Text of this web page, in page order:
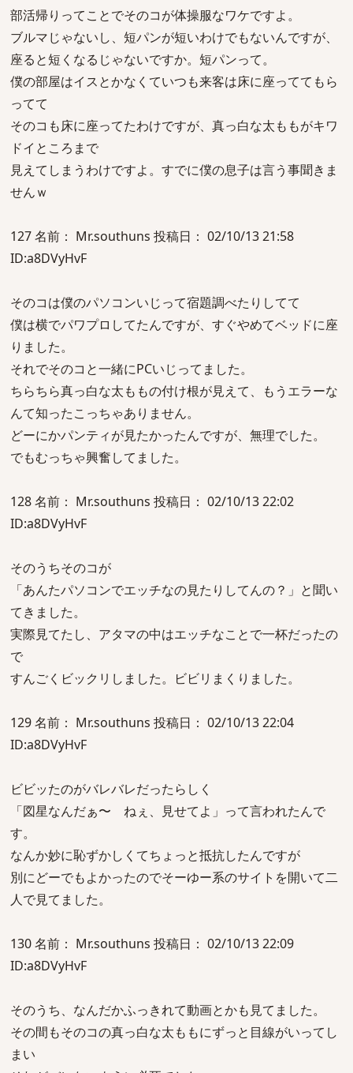
部活帰りってことでそのコが体操服なワケですよ。
ブルマじゃないし、短パンが短いわけでもないんですが、
座ると短くなるじゃないですか。短パンって。
僕の部屋はイスとかなくていつも来客は床に座っててもら
ってて
そのコも床に座ってたわけですが、真っ白な太ももがキワ
ドイところまで
見えてしまうわけですよ。すでに僕の息子は言う事聞きま
せんｗ
127 名前： Mr.southuns 投稿日： 02/10/13 21:58
ID:a8DVyHvF
そのコは僕のパソコンいじって宿題調べたりしてて
僕は横でパワプロしてたんですが、すぐやめてベッドに座
りました。
それでそのコと一緒にPCいじってました。
ちらちら真っ白な太ももの付け根が見えて、もうエラーな
んて知ったこっちゃありません。
どーにかパンティが見たかったんですが、無理でした。
でもむっちゃ興奮してました。
128 名前： Mr.southuns 投稿日： 02/10/13 22:02
ID:a8DVyHvF
そのうちそのコが
「あんたパソコンでエッチなの見たりしてんの？」と聞い
てきました。
実際見てたし、アタマの中はエッチなことで一杯だったの
で
すんごくビックリしました。ビビリまくりました。
129 名前： Mr.southuns 投稿日： 02/10/13 22:04
ID:a8DVyHvF
ビビッたのがバレバレだったらしく
「図星なんだぁ〜 ねぇ、見せてよ」って言われたんで
す。
なんか妙に恥ずかしくてちょっと抵抗したんですが
別にどーでもよかったのでそーゆー系のサイトを開いて二
人で見てました。
130 名前： Mr.southuns 投稿日： 02/10/13 22:09
ID:a8DVyHvF
そのうち、なんだかふっきれて動画とかも見てました。
その間もそのコの真っ白な太ももにずっと目線がいってし
まい